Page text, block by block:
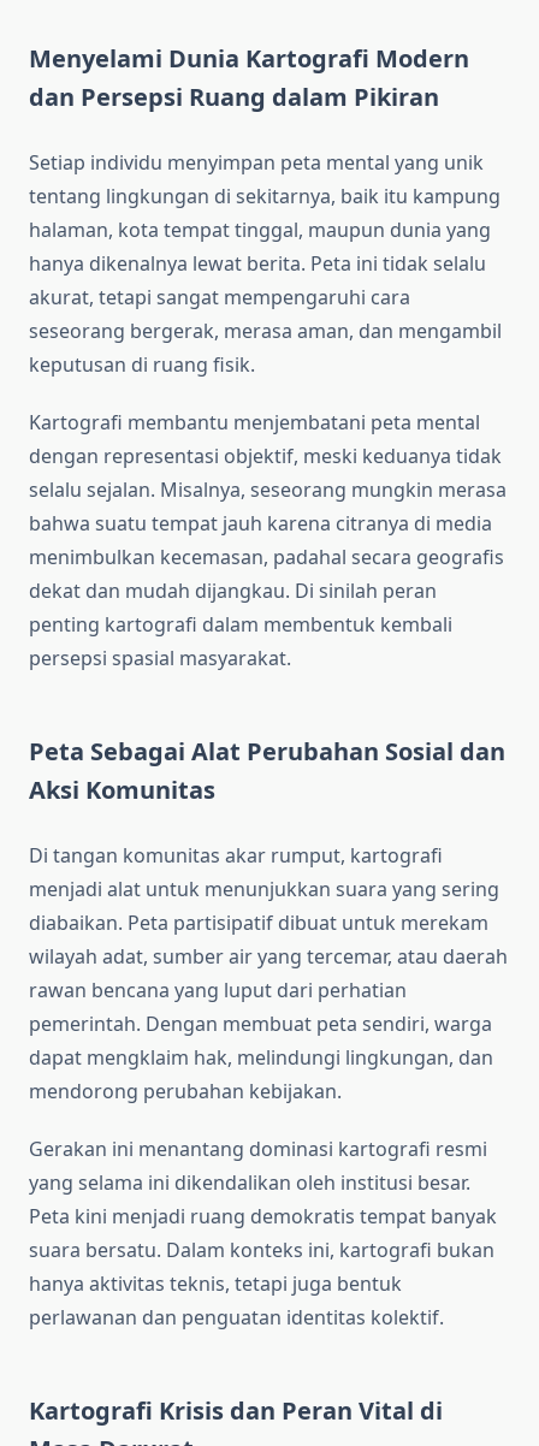
Menyelami Dunia Kartografi Modern
dan Persepsi Ruang dalam Pikiran
Setiap individu menyimpan peta mental yang unik
tentang lingkungan di sekitarnya, baik itu kampung
halaman, kota tempat tinggal, maupun dunia yang
hanya dikenalnya lewat berita. Peta ini tidak selalu
akurat, tetapi sangat mempengaruhi cara
seseorang bergerak, merasa aman, dan mengambil
keputusan di ruang fisik.
Kartografi membantu menjembatani peta mental
dengan representasi objektif, meski keduanya tidak
selalu sejalan. Misalnya, seseorang mungkin merasa
bahwa suatu tempat jauh karena citranya di media
menimbulkan kecemasan, padahal secara geografis
dekat dan mudah dijangkau. Di sinilah peran
penting kartografi dalam membentuk kembali
persepsi spasial masyarakat.
Peta Sebagai Alat Perubahan Sosial dan
Aksi Komunitas
Di tangan komunitas akar rumput, kartografi
menjadi alat untuk menunjukkan suara yang sering
diabaikan. Peta partisipatif dibuat untuk merekam
wilayah adat, sumber air yang tercemar, atau daerah
rawan bencana yang luput dari perhatian
pemerintah. Dengan membuat peta sendiri, warga
dapat mengklaim hak, melindungi lingkungan, dan
mendorong perubahan kebijakan.
Gerakan ini menantang dominasi kartografi resmi
yang selama ini dikendalikan oleh institusi besar.
Peta kini menjadi ruang demokratis tempat banyak
suara bersatu. Dalam konteks ini, kartografi bukan
hanya aktivitas teknis, tetapi juga bentuk
perlawanan dan penguatan identitas kolektif.
Kartografi Krisis dan Peran Vital di